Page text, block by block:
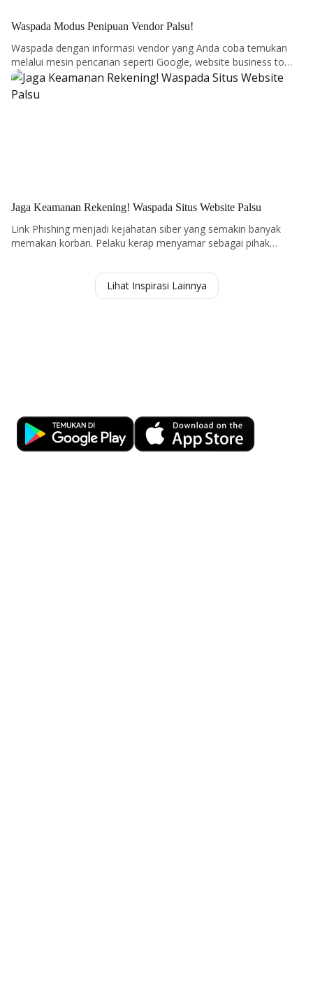
Waspada Modus Penipuan Vendor Palsu!
Waspada dengan informasi vendor yang Anda coba temukan
melalui mesin pencarian seperti Google, website business to
business (B2B), maupun melalui jejaring media sosial!
Lebih Lanjut
Jaga Keamanan Rekening! Waspada Situs Website Palsu
Link Phishing menjadi kejahatan siber yang semakin banyak
memakan korban. Pelaku kerap menyamar sebagai pihak
lalu mereka akan mengirimlinkpalsu melalui
SMS, media sosial, atau telepon.
Lihat Inspirasi Lainnya